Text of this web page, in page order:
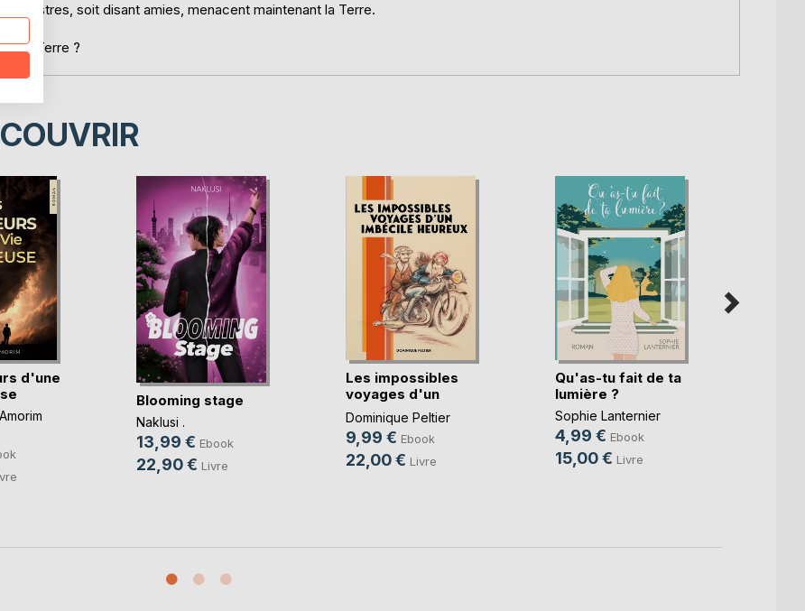
soit disant amies, menacent maintenant la Terre.
la Terre ?
d'une
Blooming stage
Naklusi .
13,99 € Ebook
22,90 € Livre
Les impossibles
voyages d'un
imbéc(...)
Dominique Peltier
9,99 € Ebook
22,00 € Livre
Qu'as-tu fait de ta
lumière ?
Sophie Lanternier
4,99 € Ebook
15,00 € Livre